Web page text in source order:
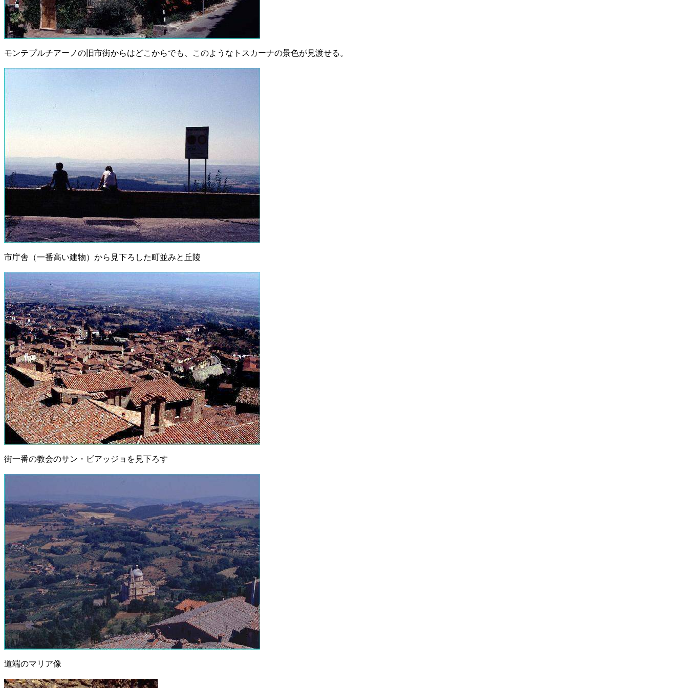
モンテプルチアーノの旧市街からはどこからでも、このようなトスカーナの景色が見渡せる。
市庁舎（一番高い建物）から見下ろした町並みと丘陵
街一番の教会のサン・ビアッジョを見下ろす
道端のマリア像